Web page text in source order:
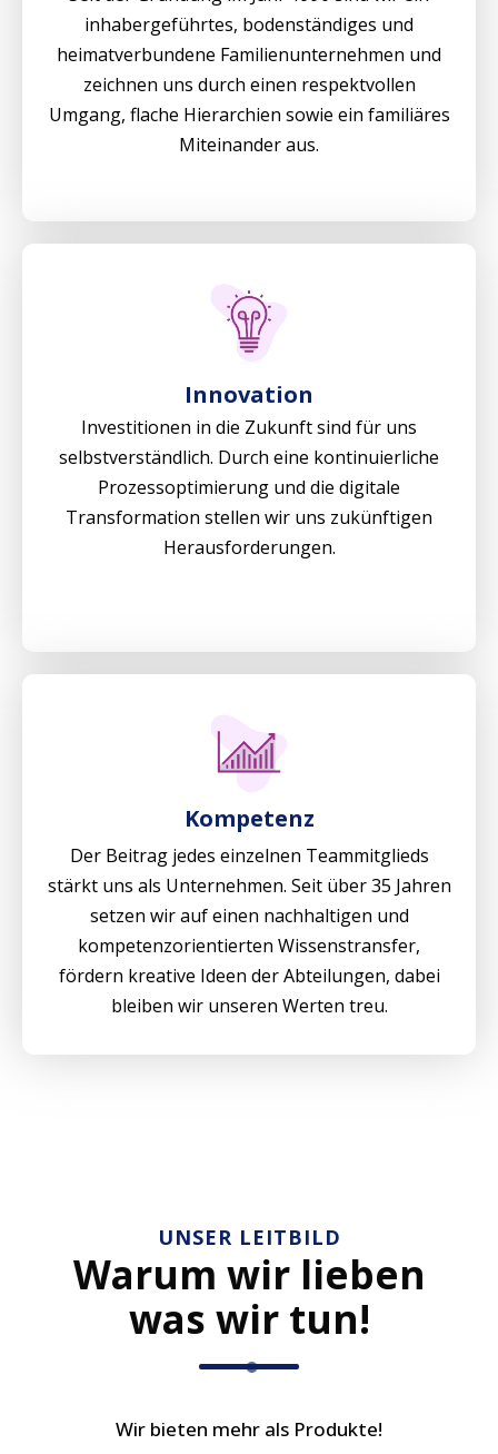
inhabergeführtes, bodenständiges und
heimatverbundene Familienunternehmen und
zeichnen uns durch einen respektvollen
Umgang, flache Hierarchien sowie ein familiäres
Miteinander aus.​
Innovation
Investitionen in die Zukunft sind für uns
selbstverständlich. Durch eine kontinuierliche
Prozessoptimierung und die digitale
Transformation stellen wir uns zukünftigen
Herausforderungen.
Kompetenz
Der Beitrag jedes einzelnen Teammitglieds
stärkt uns als Unternehmen. Seit über 35 Jahren
setzen wir auf einen nachhaltigen und
kompetenzorientierten Wissenstransfer,
fördern kreative Ideen der Abteilungen, dabei
bleiben wir unseren Werten treu.
UNSER LEITBILD
Warum wir lieben
was wir tun!
Wir bieten mehr als Produkte!